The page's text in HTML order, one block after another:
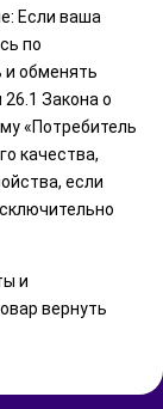
Если ваша
по
и обменять
Закона о
«Потребитель
качества,
если
и
вернуть